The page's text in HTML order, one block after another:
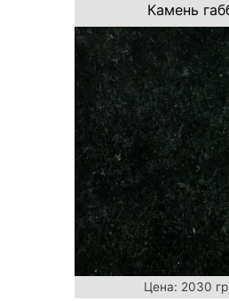
Камень
Цена: 2030